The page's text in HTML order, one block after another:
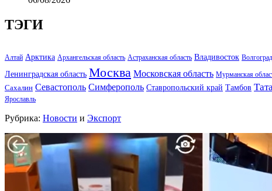
ТЭГИ
Алтай Арктика Архангельская область Астраханская область Владивосток Волгоград
Ленинградская область Москва Московская область Мурманская
Сахалин Севастополь Симферополь Ставропольский край Тамбов
Ярославль
Рубрика: Новости и Экспорт